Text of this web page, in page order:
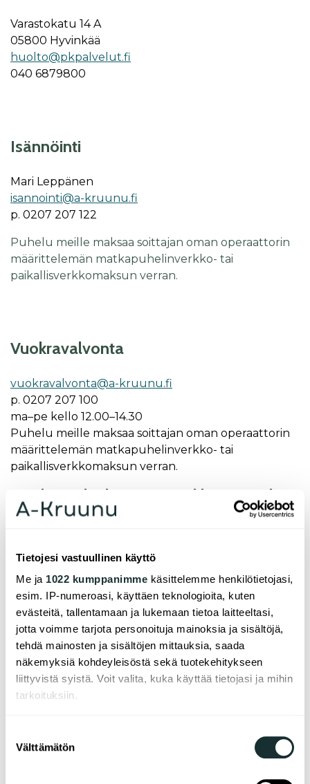
Tietojesi vastuullinen käyttö
Me ja 1022 kumppanimme käsittelemme henkilötietojasi,
esim. IP-numeroasi, käyttäen teknologioita, kuten
evästeitä, tallentamaan ja lukemaan tietoa laitteeltasi,
jotta voimme tarjota personoituja mainoksia ja sisältöjä,
tehdä mainosten ja sisältöjen mittauksia, saada
näkemyksiä kohdeyleisöstä sekä tuotekehitykseen
liittyvistä syistä. Voit valita, kuka käyttää tietojasi ja mihin
tarkoituksiin.
Kerätä tietoja maantieteellisestä sijainnistasi,
valinta
Välttämätön
Varastokatu 14 A
05800 Hyvinkää
huolto@pkpalvelut.fi
040 6879800
Isännöinti
Mari Leppänen
isannointi@a-kruunu.fi
p. 0207 207 122
Puhelu meille maksaa soittajan oman operaattorin
määrittelemän matkapuhelinverkko- tai
paikallisverkkomaksun verran.
Vuok­ra­val­von­ta
vuok­ra­val­von­ta@a-kruu­nu.fi
p. 0207 207 100
ma–pe kel­lo 12.00–14.30
Puhelu meille maksaa soittajan oman operaattorin
määrittelemän matkapuhelinverkko- tai
paikallisverkkomaksun verran.
Asia­kas­pal­ve­lu ja au­to­paik­ko­jen vuok­
raus
p. 0207 207 100
ma–pe kel­lo 12.00–14.30
Puhelu meille maksaa soittajan oman operaattorin
määrittelemän matkapuhelinverkko- tai
paikallisverkkomaksun verran.